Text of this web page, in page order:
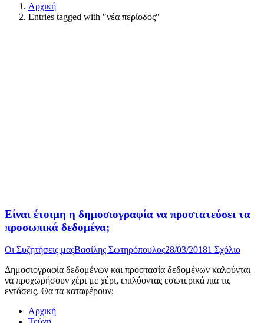
Αρχική
Entries tagged with "νέα περίοδος"
Είναι έτοιμη η δημοσιογραφία να προστατεύσει τα
προσωπικά δεδομένα;
Οι Συζητήσεις μαςΒασίλης Σωτηρόπουλος28/03/20181 Σχόλιο
Δημοσιογραφία δεδομένων και προστασία δεδομένων καλούνται
να προχωρήσουν χέρι με χέρι, επιλύοντας εσωτερικά πια τις
εντάσεις. Θα τα καταφέρουν;
Αρχική